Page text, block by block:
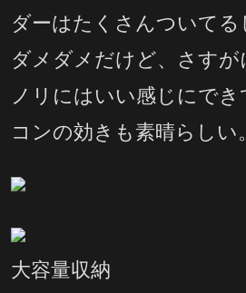
ダーはたくさんついてる
ダメダメだけど、さすが
ノリにはいい感じにで
コンの効きも素晴らしい。
大容量収納